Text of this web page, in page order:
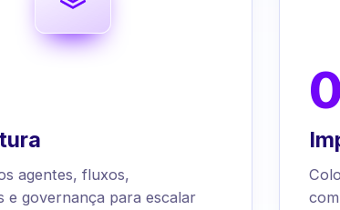
agentes, fluxos,
e governança para escalar